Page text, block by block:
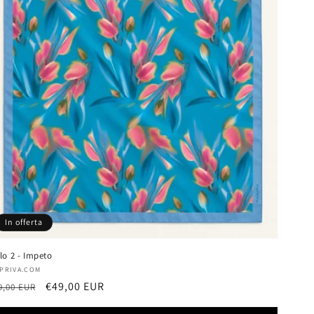
In offerta
2 - Impeto
EUR
Prezzo
€49,00 EUR